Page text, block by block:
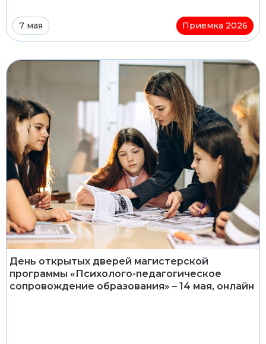
7 мая Приемка 2026
День открытых дверей магистерской
программы «Психолого-педагогическое
сопровождение образования» – 14 мая, онлайн